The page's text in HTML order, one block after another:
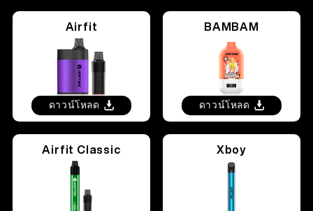
Airfit
ดาวน์โหลด
BAMBAM
ดาวน์โหลด
Airfit Classic Xboy